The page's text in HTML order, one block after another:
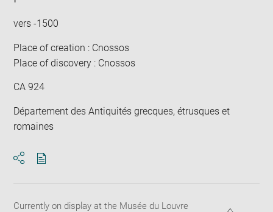
vers -1500
Place of creation : Cnossos
Place of discovery : Cnossos
CA 924
Département des Antiquités grecques, étrusques et
romaines
Currently on display at the Musée du Louvre